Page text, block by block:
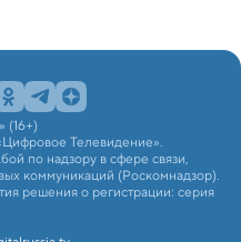
(16+)
Телевидение».
по надзору в сфере связи,
коммуникаций (Роскомнадзор).
решения о регистрации: серия